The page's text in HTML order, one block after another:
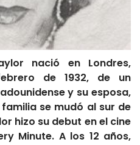
nació en Londres,
de 1932, de un
y su esposa,
familia se mudó al sur de
hizo su debut en el cine
Minute. A los 12 años,